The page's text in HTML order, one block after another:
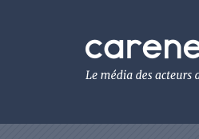
Le
média
de